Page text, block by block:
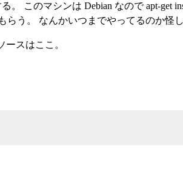
このマシンは Debian なので apt-get
らう。 なんかいつまでやってるのか怪
ースはここ。